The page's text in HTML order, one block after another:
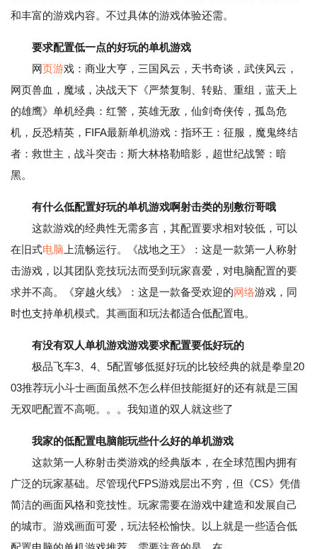
和丰富的游戏内容。不过具体的游戏体验还需。
要求配置低一点的好玩的单机游戏
网页游戏：商业大亨，三国风云，天书奇谈，武侠风云，
网页兽血，魔域，决战天下《严禁复制、转贴、重组，蓝天上
的雄鹰》单机经典：红警，英雄无敌，仙剑奇侠传，孤岛危
机，反恐精英，FIFA最新单机游戏：指环王：征服，魔鬼终结
者：救世主，战斗突击：斯大林格勒暗影，超世纪战警：暗
黑。
有什么低配置好玩的单机游戏啊射击类的别敷衍哥哦
这款游戏的经典性无需多言，其配置要求相对较低，可以
在旧式电脑 上流畅运行。《战地之王》：这是一款第一人称射
击游戏，以其团队竞技玩法而受到玩家喜爱，对电脑配置的要
求并不高。《穿越火线》：这是一款备受欢迎的网络游戏，同
时也支持单机模式。其画面和玩法都适合低配置电。
有没有双人单机游戏游戏要求配置要低好玩的
极品飞车3、4、5配置够低挺好玩的比较经典的就是拳皇20
03推荐玩小斗士画面虽然不怎么样但技能挺好的还有就是三国
无双吧配置不高呃。。。我知道的双人就这些了
我家的低配置电脑能玩些什么好的单机游戏
这款第一人称射击类游戏的经典版本，在全球范围内拥有
广泛的玩家基础。尽管现代FPS游戏层出不穷，但《CS》凭借
简洁的画面风格和竞技性。玩家需要在游戏中建造和发展自己
的城市。游戏画面可爱，玩法轻松愉快。以上就是一些适合低